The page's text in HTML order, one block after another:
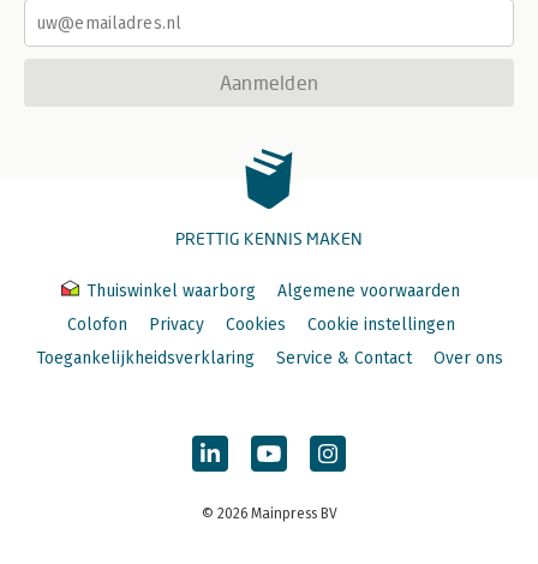
Aanmelden
PRETTIG KENNIS MAKEN
Thuiswinkel waarborg
Algemene voorwaarden
Colofon
Privacy Cookies
Cookie instellingen
Toegankelijkheidsverklaring
Service & Contact Over ons
© 2026 Mainpress BV